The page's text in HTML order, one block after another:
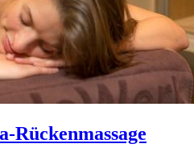
Rückenmassage